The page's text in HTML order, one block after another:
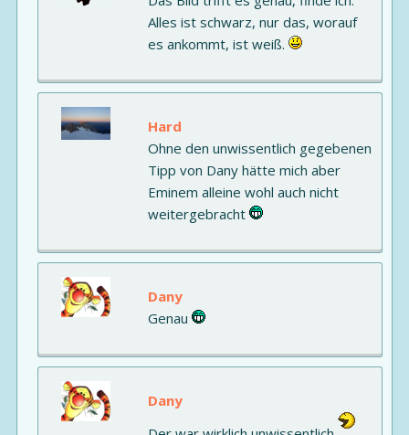
Alles ist schwarz, nur das, worauf
es ankommt, ist weiß.
Hard
Ohne den unwissentlich gegebenen
Tipp von Dany hätte mich aber
Eminem alleine wohl auch nicht
weitergebracht
Dany
Genau
Dany